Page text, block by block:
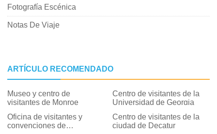
Fotografía Escénica
Notas De Viaje
ARTÍCULO RECOMENDADO
Museo y centro de
visitantes de Monroe
Centro de visitantes de la
Universidad de Georgia
Oficina de visitantes y
convenciones de
Centro de visitantes de la
ciudad de Decatur